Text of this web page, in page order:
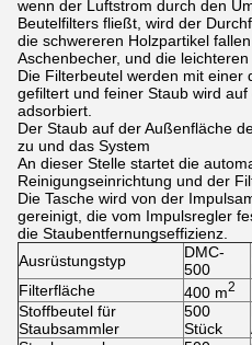
wenn der Luftstrom durch den
Beutelfilters fließt, wird der
die schwereren Holzpartikel
Aschenbecher, und die leichteren
Die Filterbeutel werden mit einer
gefiltert und feiner Staub wird
adsorbiert.
Der Staub auf der Außenfläche
zu und das System
An dieser Stelle startet die
Reinigungseinrichtung und der
Die Tasche wird von der
gereinigt, die vom Impulsregler
die Staubentfernungseffizienz.
Ausrüstungstyp
DMC-
500
Filterfläche
400 m2
Stoffbeutel für
Staubsammler
500
Stück